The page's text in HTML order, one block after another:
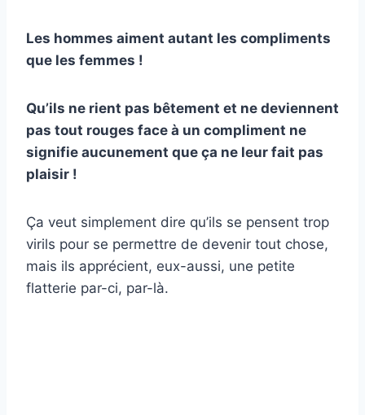
Les hommes aiment autant les compliments
que les femmes !
Qu’ils ne rient pas bêtement et ne deviennent
pas tout rouges face à un compliment ne
signifie aucunement que ça ne leur fait pas
plaisir !
Ça veut simplement dire qu’ils se pensent trop
virils pour se permettre de devenir tout chose,
mais ils apprécient, eux-aussi, une petite
flatterie par-ci, par-là.